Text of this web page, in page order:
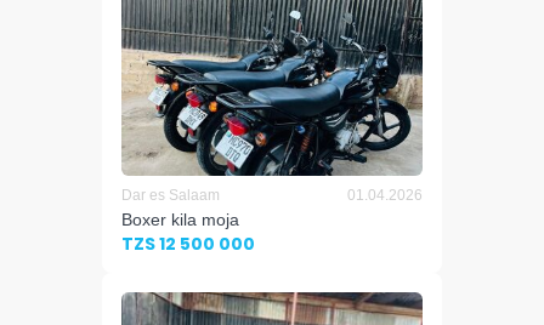
Dar es Salaam 01.04.2026
Boxer kila moja
TZS 12 500 000